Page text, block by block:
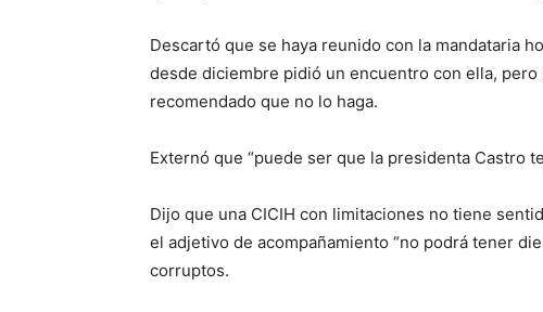
Descartó que se haya reunido con la mandataria
desde diciembre pidió un encuentro con ella,
recomendado que no lo haga.
Externó que “puede ser que la presidenta Castro
Dijo que una CICIH con limitaciones no tiene
el adjetivo de acompañamiento “no podrá tener
corruptos.